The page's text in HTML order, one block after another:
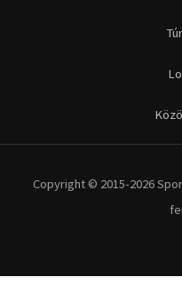
Copyright © 2015-2026